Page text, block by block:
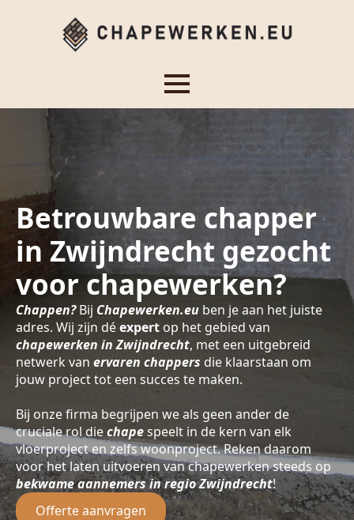
Betrouwbare chapper
in Zwijndrecht gezocht
voor chapewerken?
Chappen?Bij Chapewerken.eu ben je aan het juiste
adres. Wij zijn déexpertop het gebied van
chapewerken in Zwijndrecht, met een uitgebreid
netwerk van ervaren chappers die klaarstaan om
jouw project tot een succes te maken.
Bij onze firma begrijpen we als geen ander de
cruciale rol diechapespeelt in de kern van elk
vloerproject en zelfs woonproject. Reken daarom
voor het laten uitvoeren van chapewerken steeds op
bekwame aannemers in regio Zwijndrecht!
Offerte aanvragen